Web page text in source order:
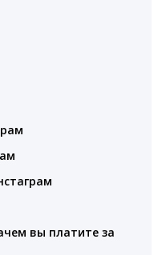
вы платите за